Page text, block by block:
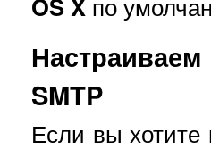
OS X
SMTP
Если вы хотите